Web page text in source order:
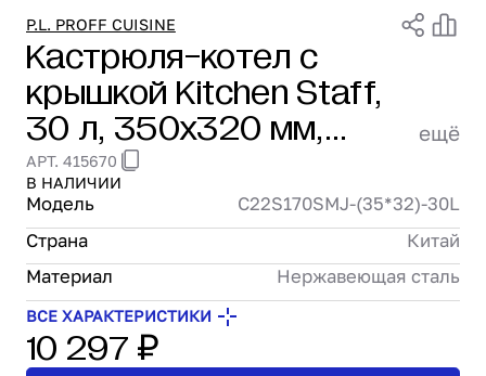
Проектирование
Сервис и монтаж
ПОКУПАТЕЛЯМ
Доставка и оплата
Гарантия и возврат
Лизинг
Акции
О GRANBAZAR
О нас
Бренды
Контакты
P.L. PROFF CUISINE
Кастрюля-котел c
крышкой Kitchen Staff,
30 л, 350x320 мм,
сталь 18/0, P.L. Proff
Cuisine C22S170SMJ-
(35*32)-30L
ещё
АРТ. 415670
В НАЛИЧИИ
Модель
C22S170SMJ-(35*32)-30L
Страна
Китай
Материал
Нержавеющая сталь
ВСЕ ХАРАКТЕРИСТИКИ
10 297 ₽